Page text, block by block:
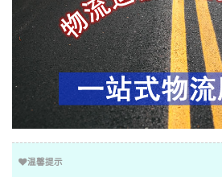
温馨提示